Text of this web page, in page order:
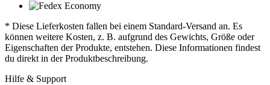
* Diese Lieferkosten fallen bei einem Standard-Versand an. Es
können weitere Kosten, z. B. aufgrund des Gewichts, Größe oder
Eigenschaften der Produkte, entstehen. Diese Informationen findest
du direkt in der Produktbeschreibung.
Hilfe & Support